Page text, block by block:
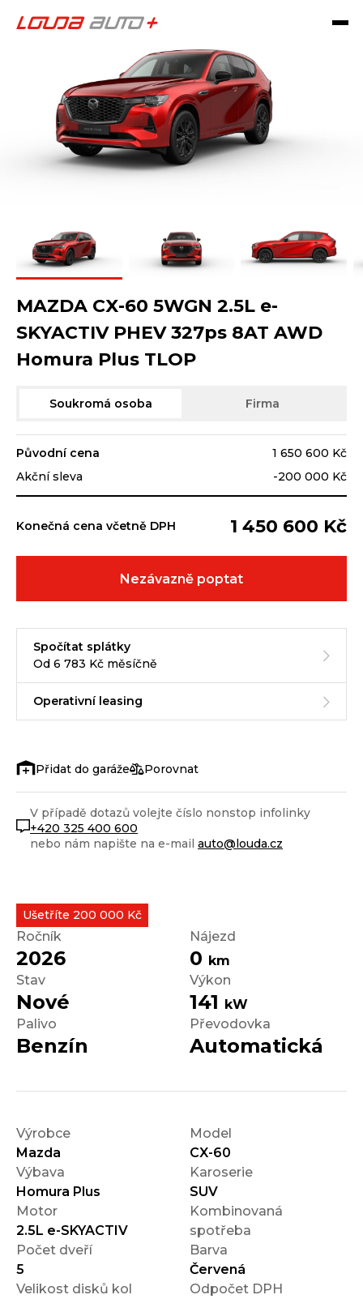
Ušetříte 200 000 Kč
Ročník
2026
Nájezd
0 km
Stav
Nové
Výkon
141
kW
Palivo
Benzín
Převodovka
Automatická
Výrobce
Mazda
Model
CX-60
Výbava
Homura Plus
Karoserie
SUV
Motor
2.5L e-SKYACTIV
Kombinovaná
spotřeba
Počet dveří
5
Barva
Červená
Velikost disků kol
Odpočet DPH
MAZDA CX-60 5WGN 2.5L e-
SKYACTIV PHEV 327ps 8AT AWD
Homura Plus TLOP
Soukromá osoba Firma
Původní cena
1 650 600 Kč
Akční sleva
-200 000 Kč
Konečná cena včetně DPH 1 450 600 Kč
Nezávazně poptat
Spočítat splátky
Od 6 783 Kč měsíčně
Operativní leasing
Porovnat
V případě dotazů volejte číslo nonstop infolinky
+420 325 400 600
nebo nám napište na e-mail auto@louda.cz